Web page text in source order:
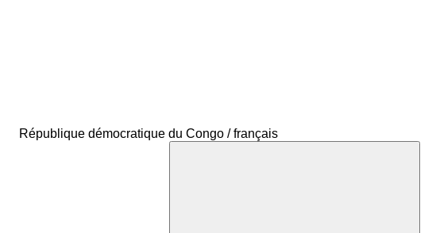
République démocratique du Congo / français